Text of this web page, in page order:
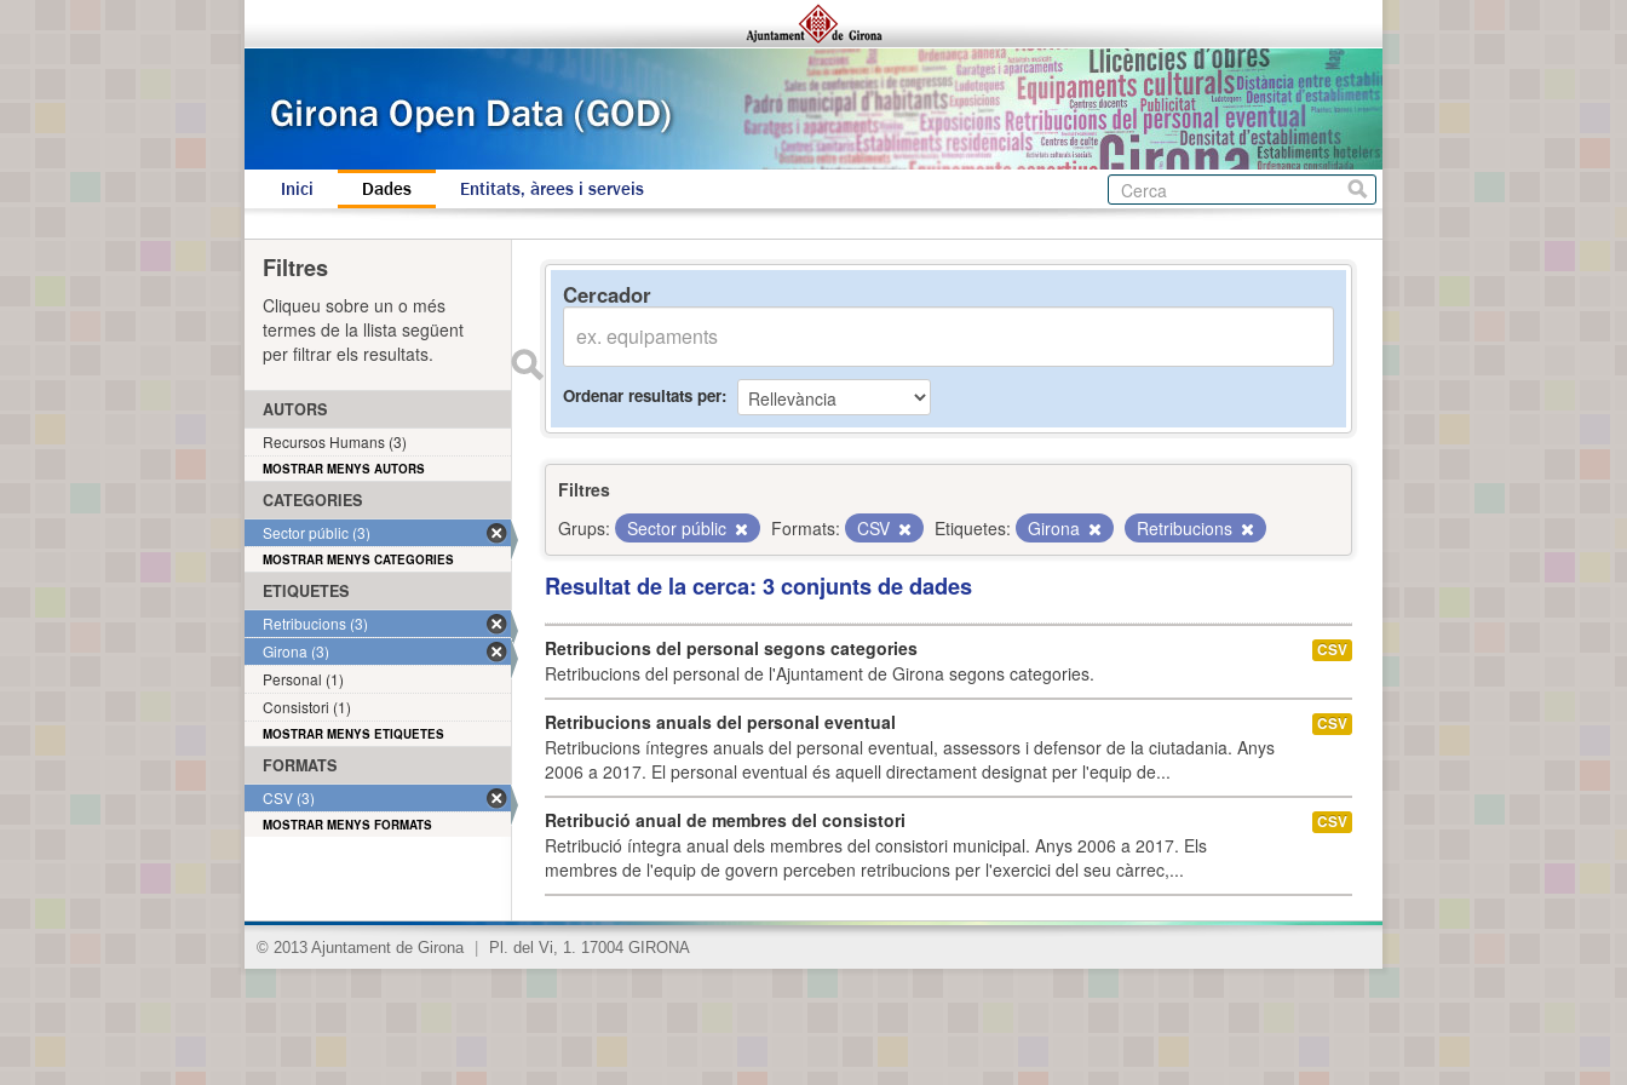
Inici Dades Entitats, àrees i serveis
Cercador
Ordenar resultats per
Filtres
Grups:
Sector públic Formats: CSV Etiquetes: Girona Retribucions
Resultat de la cerca: 3 conjunts de dades
Retribucions del personal segons categories
Retribucions del personal de l'Ajuntament de Girona segons categories.
CSV
Retribucions anuals del personal eventual
Retribucions íntegres anuals del personal eventual, assessors i defensor de la ciutadania. Anys
2006 a 2017. El personal eventual és aquell directament designat per l'equip de...
CSV
Retribució anual de membres del consistori
Retribució íntegra anual dels membres del consistori municipal. Anys 2006 a 2017. Els
membres de l'equip de govern perceben retribucions per l'exercici del seu càrrec,...
CSV
Filtres
Cliqueu sobre un o més
termes de la llista següent
per filtrar els resultats.
AUTORS
Recursos Humans (3)
MOSTRAR MENYS AUTORS
CATEGORIES
Sector públic (3)
MOSTRAR MENYS CATEGORIES
ETIQUETES
Retribucions (3)
Girona (3)
Personal (1)
Consistori (1)
MOSTRAR MENYS ETIQUETES
FORMATS
CSV (3)
MOSTRAR MENYS FORMATS
© 2013 Ajuntament de Girona Pl. del Vi, 1. 17004 GIRONA